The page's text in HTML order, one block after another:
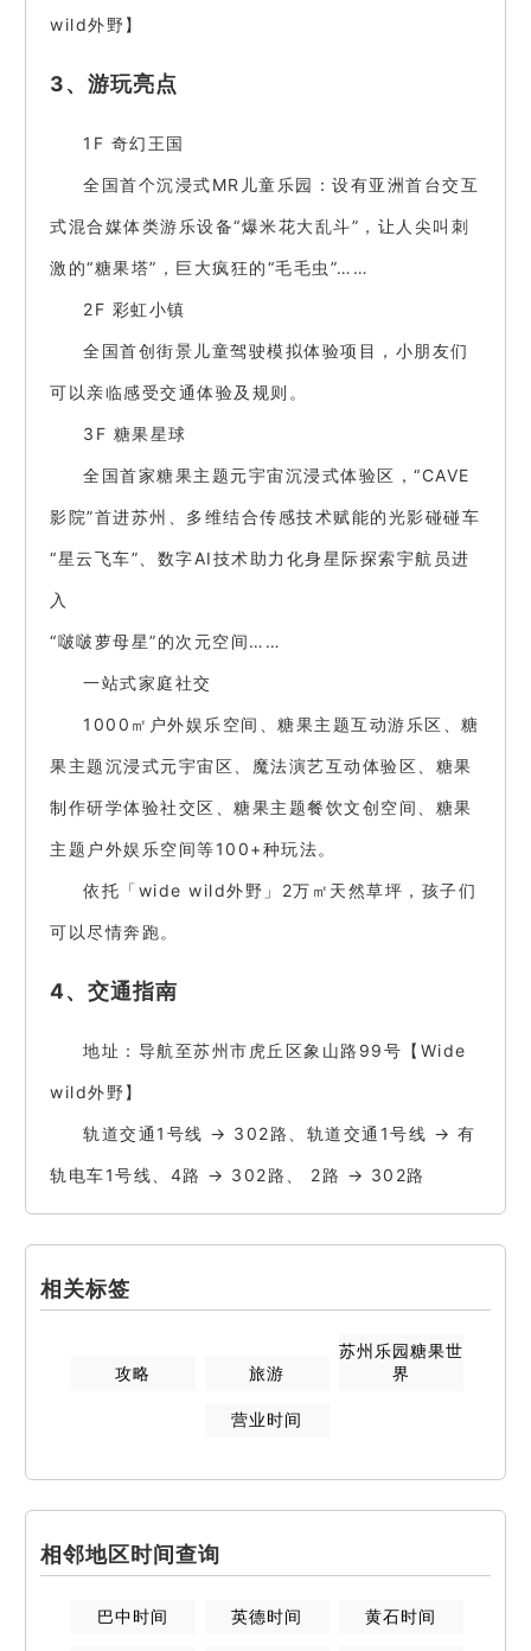
wild外野】
3、游玩亮点
1F 奇幻王国
全国首个沉浸式MR儿童乐园：设有亚洲首台交互
式混合媒体类游乐设备“爆米花大乱斗”，让人尖叫刺
激的“糖果塔”，巨大疯狂的“毛毛虫”……
2F 彩虹小镇
全国首创街景儿童驾驶模拟体验项目，小朋友们
可以亲临感受交通体验及规则。
3F 糖果星球
全国首家糖果主题元宇宙沉浸式体验区，“CAVE
影院”首进苏州、多维结合传感技术赋能的光影碰碰车
“星云飞车”、数字AI技术助力化身星际探索宇航员进
入
“啵啵萝母星”的次元空间……
一站式家庭社交
1000㎡户外娱乐空间、糖果主题互动游乐区、糖
果主题沉浸式元宇宙区、魔法演艺互动体验区、糖果
制作研学体验社交区、糖果主题餐饮文创空间、糖果
主题户外娱乐空间等100+种玩法。
依托「wide wild外野」2万㎡天然草坪，孩子们
可以尽情奔跑。
4、交通指南
地址：导航至苏州市虎丘区象山路99号【Wide
wild外野】
轨道交通1号线 → 302路、轨道交通1号线 → 有
轨电车1号线、4路 → 302路、 2路 → 302路
相关标签
攻略 旅游
苏州乐园糖果世
界
营业时间
相邻地区时间查询
巴中时间 英德时间 黄石时间